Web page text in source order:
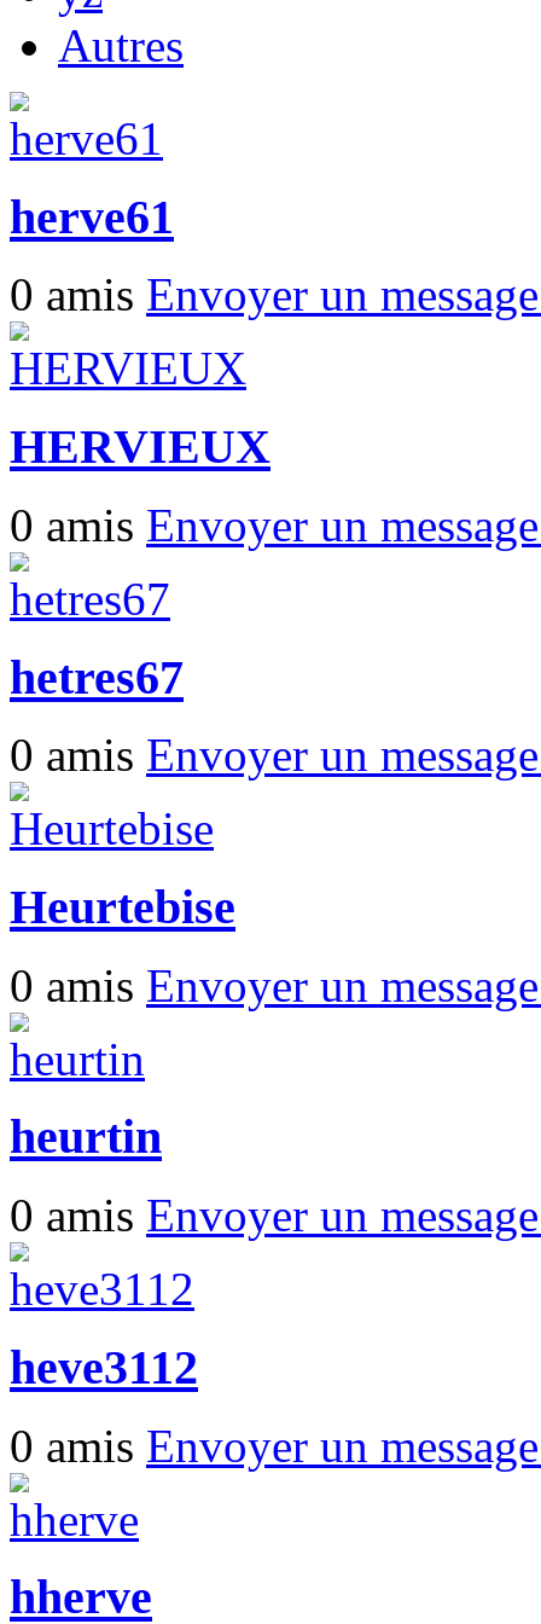
Autres
herve61
0 amis Envoyer un
HERVIEUX
0 amis Envoyer un
hetres67
0 amis Envoyer un
Heurtebise
0 amis Envoyer un
heurtin
0 amis Envoyer un
heve3112
0 amis Envoyer un
hherve